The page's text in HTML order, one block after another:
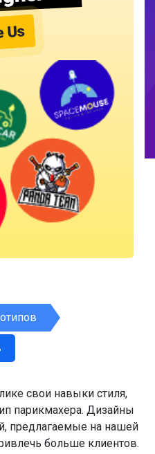
Us
свои навыки стиля,
парикмахера. Дизайны
предлагаемые на нашей
больше клиентов.